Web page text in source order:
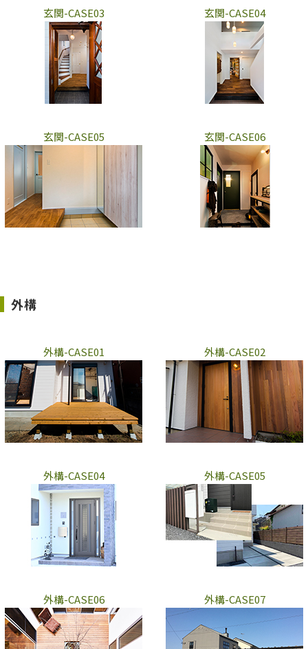
玄関-CASE03 玄関-CASE04
玄関-CASE05 玄関-CASE06
外構
外構-CASE01 外構-CASE02
外構-CASE04 外構-CASE05
外構-CASE06 外構-CASE07